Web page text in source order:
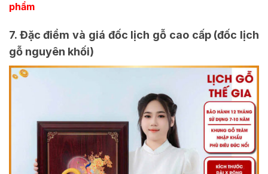
phẩm
7. Đặc điểm và giá đốc lịch gỗ cao cấp (đốc lịch
gỗ nguyên khối)